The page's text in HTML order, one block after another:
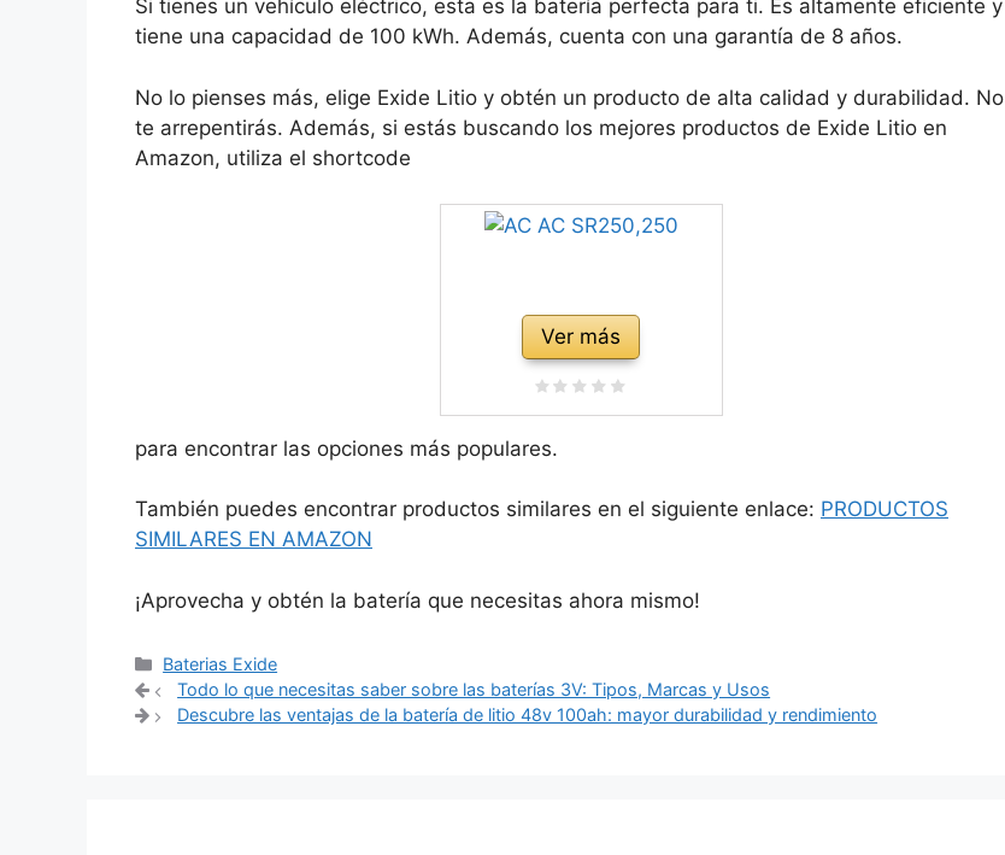
Si tienes un vehículo eléctrico, esta es la batería perfecta para ti. Es altamente eficiente y
tiene una capacidad de 100 kWh. Además, cuenta con una garantía de 8 años.
No lo pienses más, elige Exide Litio y obtén un producto de alta calidad y durabilidad. No
te arrepentirás. Además, si estás buscando los mejores productos de Exide Litio en
Amazon, utiliza el shortcode
Ver más
para encontrar las opciones más populares.
También puedes encontrar productos similares en el siguiente enlace: PRODUCTOS
SIMILARES EN AMAZON
¡Aprovecha y obtén la batería que necesitas ahora mismo!
Categorías
Baterias Exide
Navegación
de
Todo lo que necesitas saber sobre las baterías 3V: Tipos, Marcas y Usos
Descubre las ventajas de la batería de litio 48v 100ah: mayor durabilidad y rendimiento